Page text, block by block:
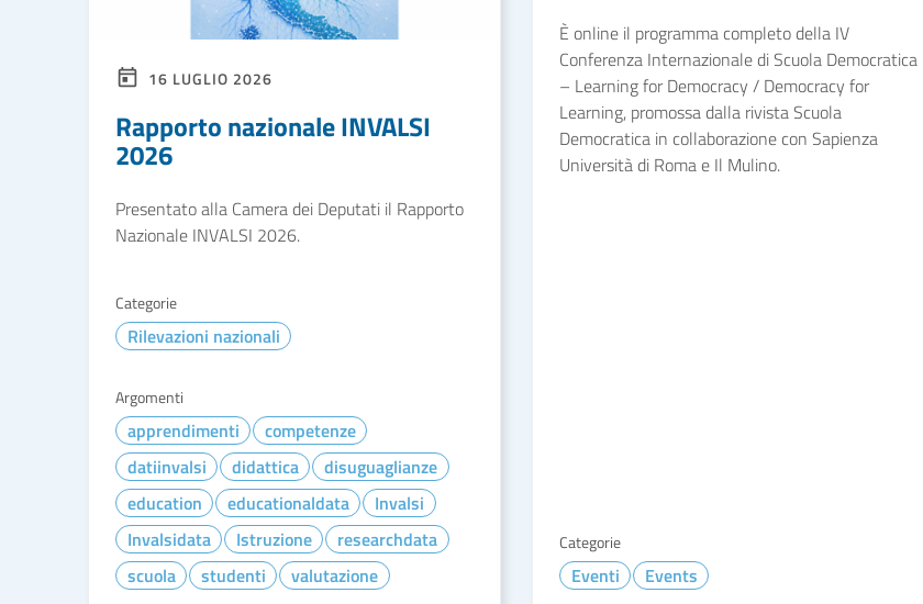
16 LUGLIO 2026
Rapporto nazionale INVALSI
2026
Presentato alla Camera dei Deputati il Rapporto
Nazionale INVALSI 2026.
Categorie
Rilevazioni nazionali
Argomenti
apprendimenti
competenze
datiinvalsi
didattica
disuguaglianze
education
educationaldata
Invalsi
Invalsidata
Istruzione
researchdata
scuola
studenti valutazione
È online il programma completo della IV
Conferenza Internazionale di Scuola Democratica
– Learning for Democracy / Democracy for
Learning, promossa dalla rivista Scuola
Democratica in collaborazione con Sapienza
Università di Roma e Il Mulino.
Categorie
Eventi Events